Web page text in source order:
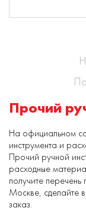
Прочий
На официальном
инструмента и
Прочий ручной
расходные
получите
Москве, сделайте
заказ.